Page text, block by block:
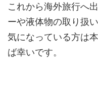
これから海外旅行へ
ーや液体物の取り扱
気になっている方は
ば幸いです。